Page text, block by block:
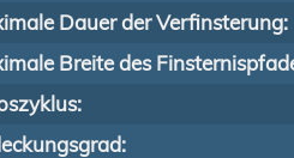
Dauer der Verfinsterung:
Breite des